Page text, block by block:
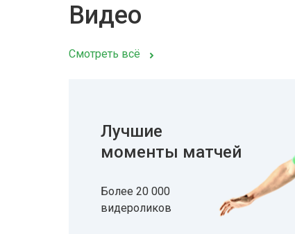
Видео
Смотреть всё
Лучшие
моменты матчей
Более 20 000
видероликов